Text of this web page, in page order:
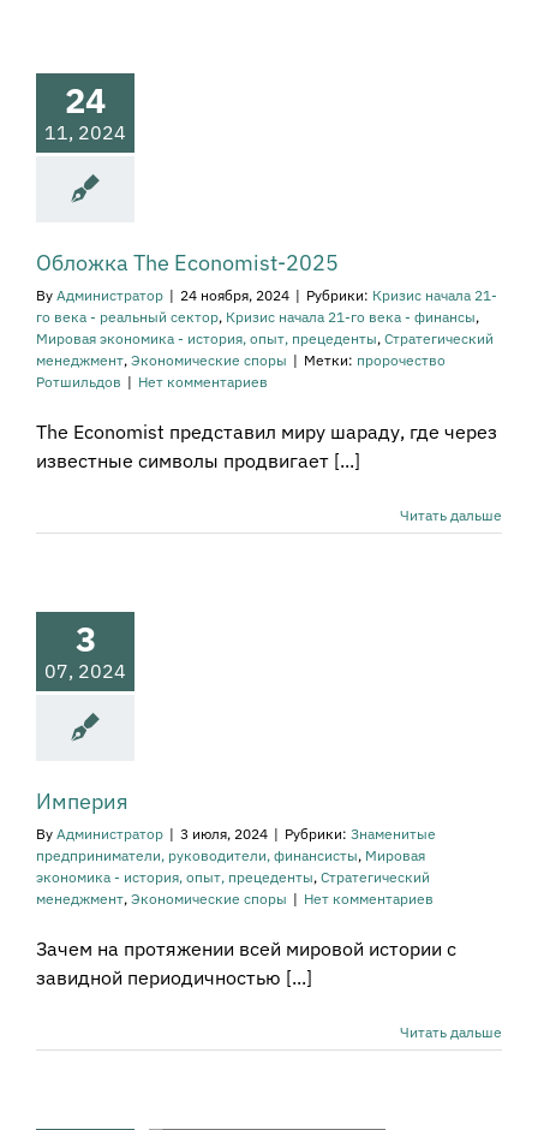
24
11, 2024
сектор Кризис
21-го века -
Мировая
- история, опыт,
Обложка The Economist-2025
By Администратор | 24 ноября, 2024 | Рубрики: Кризис начала 21-
го века - реальный сектор, Кризис начала 21-го века - финансы,
Мировая экономика - история, опыт, прецеденты, Стратегический
менеджмент, Экономические споры | Метки: пророчество
Ротшильдов | Нет комментариев
The Economist представил миру шараду, где через
известные символы продвигает [...]
Читать дальше
3
07, 2024
Мировая
- история, опыт,
споры
Империя
By Администратор | 3 июля, 2024 | Рубрики: Знаменитые
предприниматели, руководители, финансисты, Мировая
экономика - история, опыт, прецеденты, Стратегический
менеджмент, Экономические споры | Нет комментариев
Зачем на протяжении всей мировой истории c
завидной периодичностью [...]
Читать дальше